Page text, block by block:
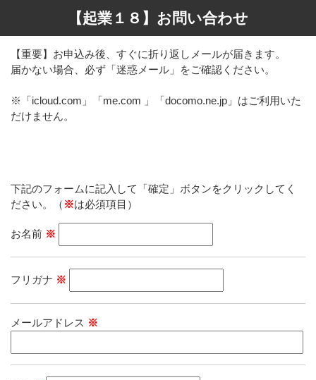
【起業１８】お問い合わせ
【重要】お申込み後、すぐに折り返しメールが届きます。
届かない場合、必ず「迷惑メール」をご確認ください。
※「icloud.com」「me.com 」「docomo.ne.jp」はご利用いた
だけません。
下記のフォームに記入して「確定」ボタンをクリックしてく
ださい。（ ※は必須項目）
お名前 ※
フリガナ ※
メールアドレス ※